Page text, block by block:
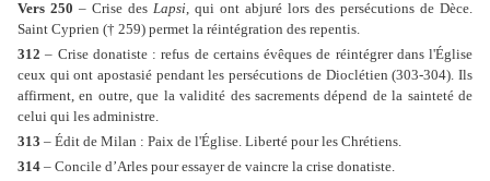
Vers 250 – Crise des Lapsi , qui ont abjuré lors des persécutions de Dèce.
Saint Cyprien († 259) permet la réintégration des repentis.
312 – Crise donatiste : refus de certains évêques de réintégrer dans l'Église
ceux qui ont apostasié pendant les persécutions de Dioclétien (303-304). Ils
affirment, en outre, que la validité des sacrements dépend de la sainteté de
celui qui les administre.
313 – Édit de Milan : Paix de l'Église. Liberté pour les Chrétiens.
314 – Concile d’Arles pour essayer de vaincre la crise donatiste.